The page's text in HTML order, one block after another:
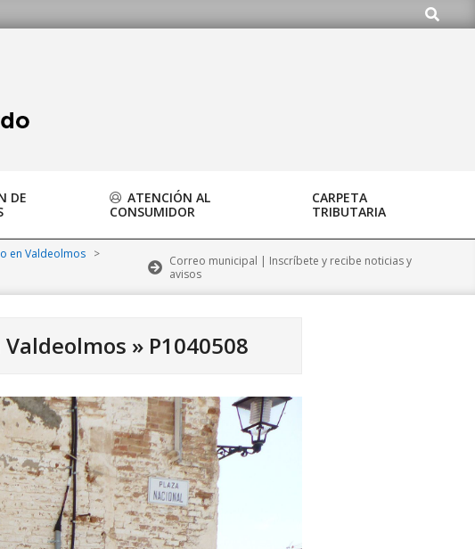
Buscar
DE
ATENCIÓN AL
CONSUMIDOR
CARPETA
TRIBUTARIA
en Valdeolmos
>
Correo municipal | Inscríbete y recibe noticias y
avisos
» P1040508